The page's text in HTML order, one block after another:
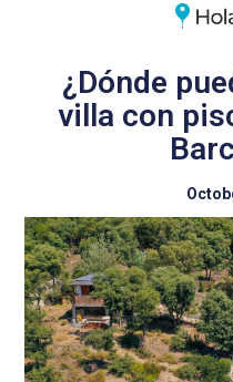
¿Dónde
villa con